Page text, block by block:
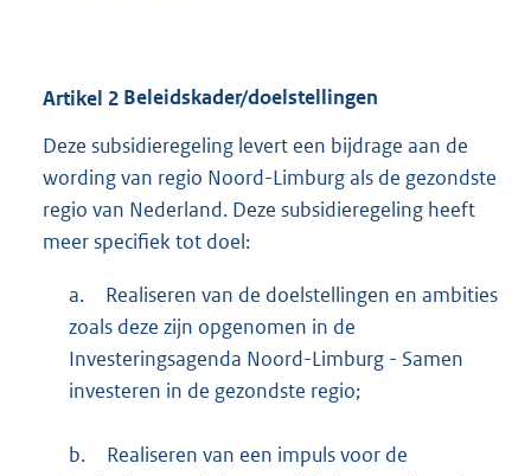
Artikel 2 Beleidskader/doelstellingen
Deze subsidieregeling levert een bijdrage aan de
wording van regio Noord-Limburg als de gezondste
regio van Nederland. Deze subsidieregeling heeft
meer specifiek tot doel:
a.
Realiseren van de doelstellingen en ambities
zoals deze zijn opgenomen in de
Investeringsagenda Noord-Limburg - Samen
investeren in de gezondste regio;
b.
Realiseren van een impuls voor de